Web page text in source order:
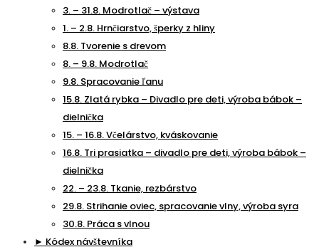
3. – 31.8. Modrotlač – výstava
1. – 2.8. Hrnčiarstvo, šperky z hliny
8.8. Tvorenie s drevom
8. – 9.8. Modrotlač
9.8. Spracovanie ľanu
15.8. Zlatá rybka – Divadlo pre deti, výroba bábok –
dielnička
15. – 16.8. Včelárstvo, kváskovanie
16.8. Tri prasiatka – divadlo pre deti, výroba bábok –
dielnička
22. – 23.8. Tkanie, rezbárstvo
29.8. Strihanie oviec, spracovanie vlny, výroba syra
30.8. Práca s vlnou
► Kódex návštevníka